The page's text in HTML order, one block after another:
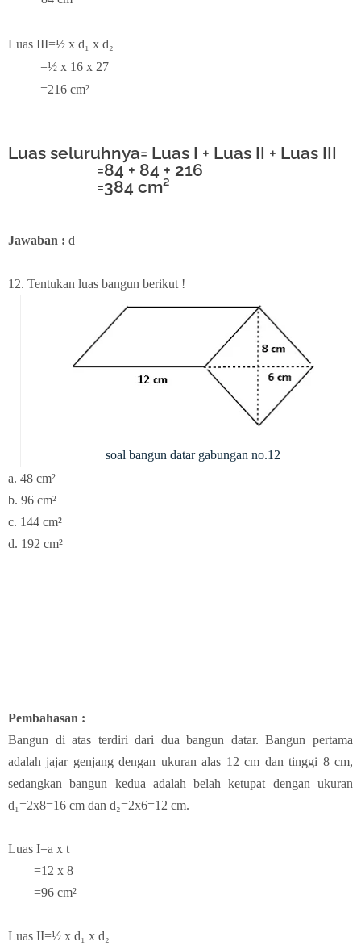
Luas III=½ x d₁ x d₂
=½ x 16 x 27
=216 cm²
Luas seluruhnya= Luas I + Luas II + Luas III
=84 + 84 + 216
=384 cm²
Jawaban : d
12. Tentukan luas bangun berikut !
soal bangun datar gabungan no.12
a. 48 cm²
b. 96 cm²
c. 144 cm²
d. 192 cm²
Pembahasan :
Bangun di atas terdiri dari dua bangun datar. Bangun pertama
adalah jajar genjang dengan ukuran alas 12 cm dan tinggi 8 cm,
sedangkan bangun kedua adalah belah ketupat dengan ukuran
d₁=2x8=16 cm dan d₂=2x6=12 cm.
Luas I=a x t
=12 x 8
=96 cm²
Luas II=½ x d₁ x d₂